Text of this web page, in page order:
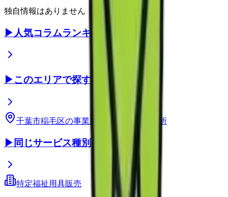
独自情報はありません
▶ 人気コラムランキング
▶このエリアで探す
千葉市稲毛区の事業所 千葉県の事業所
▶ 同じサービス種別
特定福祉用具販売